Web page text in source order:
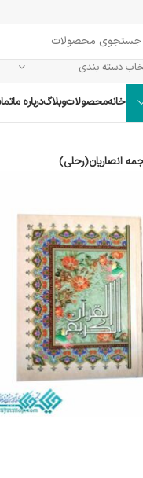
دسته بندی
خانهمحصولاتوبلاگدرباره ما
انصاریان(رحلی)